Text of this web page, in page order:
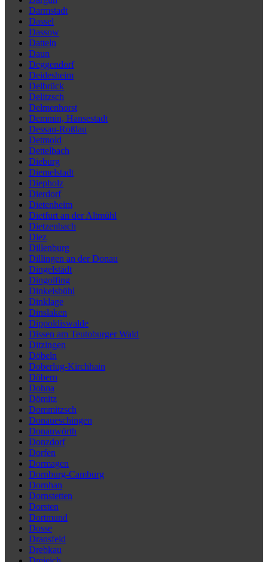
Darmstadt
Dassel
Dassow
Datteln
Daun
Deggendorf
Deidesheim
Delbrück
Delitzsch
Delmenhorst
Demmin, Hansestadt
Dessau-Roßlau
Detmold
Dettelbach
Dieburg
Diemelstadt
Diepholz
Dierdorf
Dietenheim
Dietfurt an der Altmühl
Dietzenbach
Diez
Dillenburg
Dillingen an der Donau
Dingelstädt
Dingolfing
Dinkelsbühl
Dinklage
Dinslaken
Dippoldiswalde
Dissen am Teutoburger Wald
Ditzingen
Döbeln
Doberlug-Kirchhain
Döbern
Dohna
Dömitz
Dommitzsch
Donaueschingen
Donauwörth
Donzdorf
Dorfen
Dormagen
Dornburg-Camburg
Dornhan
Dornstetten
Dorsten
Dortmund
Dosse
Dransfeld
Drebkau